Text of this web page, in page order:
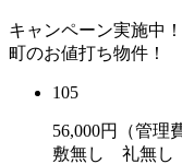
キャンペーン実施中
町のお値打ち物件！
105
56,000円（管理
敷無し 礼無し